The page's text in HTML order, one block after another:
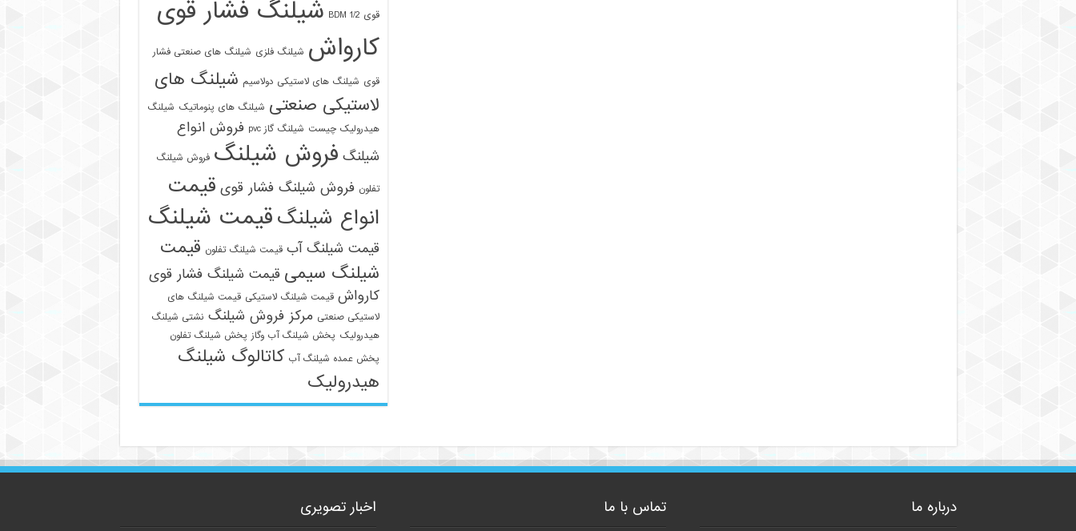
قوی 1/2 BDM
شیلنگ فشار قوی
کارواش شیلنگ فلزی شیلنگ های صنعتی فشار
قوی شیلنگ های لاستیکی دولاسیم شیلنگ های
لاستیکی صنعتی شیلنگ های پنوماتیک شیلنگ
هیدرولیک چیست شیلنگ گاز pvc
فروش انواع
شیلنگ فروش شیلنگ فروش شیلنگ
تفلون فروش شیلنگ فشار قوی قیمت
انواع شیلنگقیمت شیلنگ
قیمت شیلنگ آب قیمت شیلنگ تفلون قیمت
شیلنگ سیمی قیمت شیلنگ فشار قوی
کارواش قیمت شیلنگ لاستیکی قیمت شیلنگ های
لاستیکی صنعتی مرکز فروش شیلنگ نشتی شیلنگ
هیدرولیک پخش شیلنگ آب وگاز پخش شیلنگ تفلون
پخش عمده شیلنگ آب کاتالوگ شیلنگ
هیدرولیک
درباره ما تماس با ما اخبار تصویری
09129586863